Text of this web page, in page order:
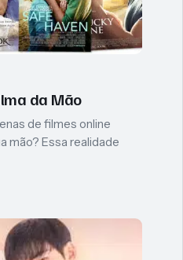
da Mão
de filmes online
mão? Essa realidade